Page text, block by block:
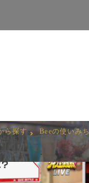
ら探す Beeの使いみち